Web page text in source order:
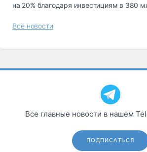
на 20% благодаря инвестициям в 380
Все новости
Все главные новости в нашем
ПОДПИСАТЬСЯ